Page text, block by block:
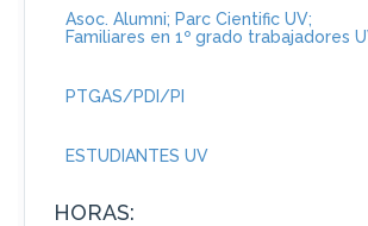
Asoc. Alumni; Parc Cientific UV;
Familiares en 1º grado trabajadores
PTGAS/PDI/PI
ESTUDIANTES UV
HORAS: